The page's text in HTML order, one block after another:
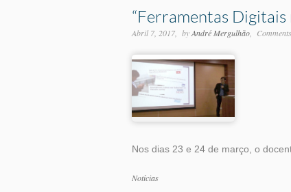
“Ferramentas Digitais
Abril 7, 2017 byAndré Mergulhão
Nos dias 23 e 24 de março, o
Categorias
Notícias